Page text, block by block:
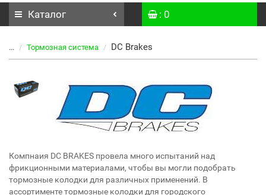
Каталог : 0
... Тормозная система DC Brakes
Компнаия DC BRAKES провела много испытаний над
фрикционными материалами, чтобы вы могли подобрать
тормозные колодки для различных применений. В
ассортименте тормозные колодки для городского